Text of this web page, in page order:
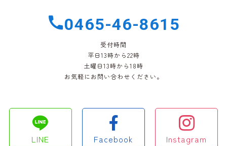
0465-46-8615
受付時間
平日13時から22時
土曜日13時から18時
お気軽にお問い合わせください。
LINE Facebook Instagram